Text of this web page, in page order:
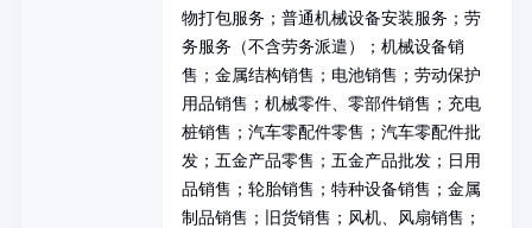
物打包服务；普通机械设备安装服务；劳
务服务（不含劳务派遣）；机械设备销
售；金属结构销售；电池销售；劳动保护
用品销售；机械零件、零部件销售；充电
桩销售；汽车零配件零售；汽车零配件批
发；五金产品零售；五金产品批发；日用
品销售；轮胎销售；特种设备销售；金属
制品销售；旧货销售；风机、风扇销售；